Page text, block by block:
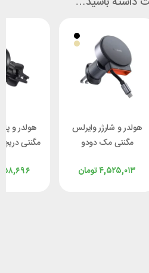
هولدر و شارژر وایرلس
مگنتی مک دودو
توان ۱۵ وات با کابل جمع
تومان۴,۵۲۵,۰۱۳
هولدر و
مگنتی